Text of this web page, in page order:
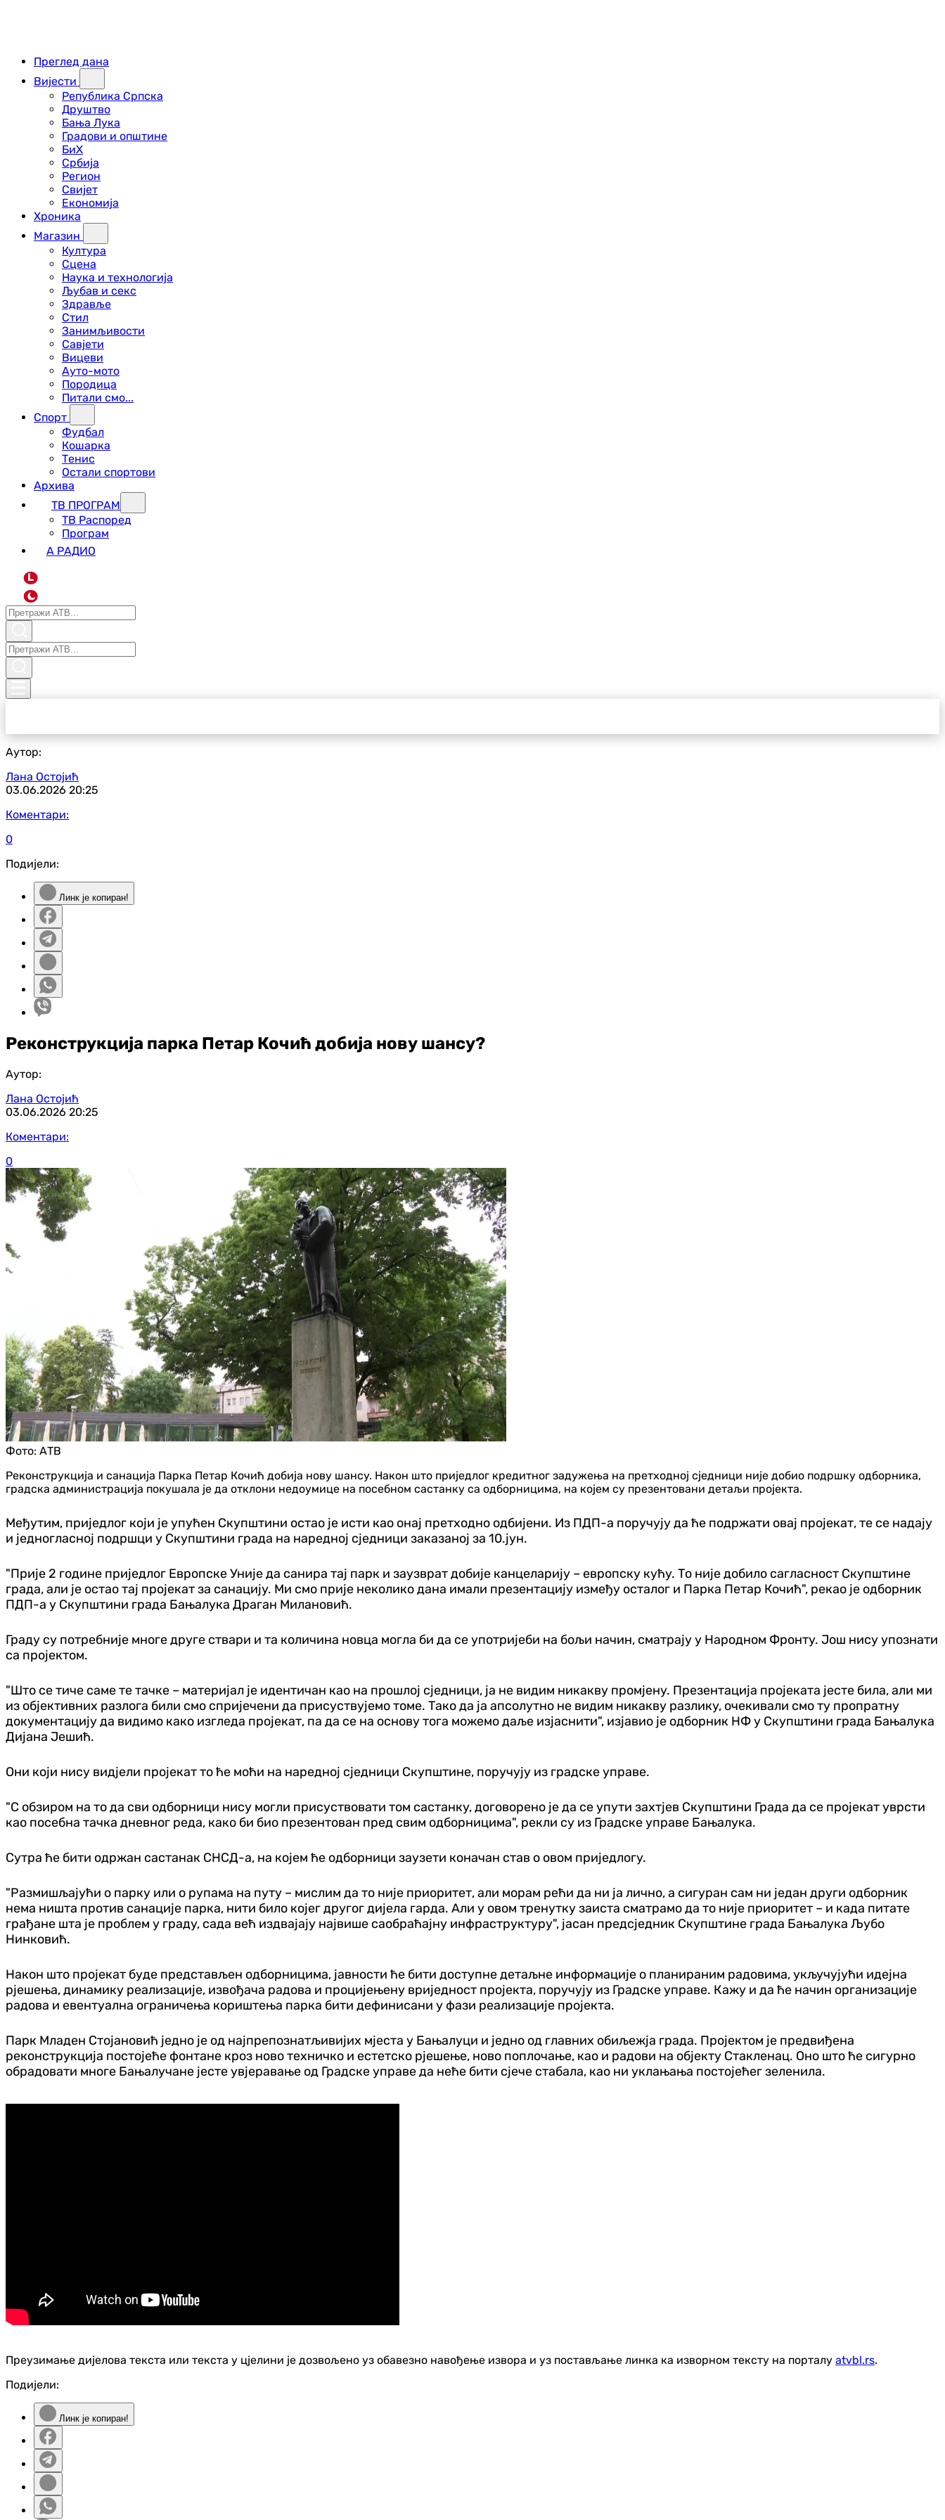
Преглед дана
Вијести
Република Српска
Друштво
Бања Лука
Градови и општине
БиХ
Србија
Регион
Свијет
Економија
Хроника
Магазин
Култура
Сцена
Наука и технологија
Љубав и секс
Здравље
Стил
Занимљивости
Савјети
Вицеви
Ауто-мото
Породица
Питали смо...
Спорт
Фудбал
Кошарка
Тенис
Остали спортови
Архива
ТВ ПРОГРАМ
ТВ Распоред
Програм
А РАДИО
L
Аутор:
Лана Остојић
03.06.2026 20:25
Коментари:
0
Подијели:
Линк је копиран!
Реконструкција парка Петар Кочић добија нову шансу?
Аутор:
Лана Остојић
03.06.2026 20:25
Коментари:
0
Фото: АТВ
Реконструкција и санација Парка Петар Кочић добија нову шансу. Након што приједлог кредитног задужења на претходној сједници није добио подршку одборника,
градска администрација покушала је да отклони недоумице на посебном састанку са одборницима, на којем су презентовани детаљи пројекта.
Међутим, приједлог који је упућен Скупштини остао је исти као онај претходно одбијени. Из ПДП-а поручују да ће подржати овај пројекат, те се надају
и једногласној подршци у Скупштини града на наредној сједници заказаној за 10.јун.
"Прије 2 године приједлог Европске Уније да санира тај парк и заузврат добије канцеларију – европску кућу. То није добило сагласност Скупштине
града, али је остао тај пројекат за санацију. Ми смо прије неколико дана имали презентацију између осталог и Парка Петар Кочић", рекао је одборник
ПДП-а у Скупштини града Бањалука Драган Милановић.
Граду су потребније многе друге ствари и та количина новца могла би да се употријеби на бољи начин, сматрају у Народном Фронту. Још нису упознати
са пројектом.
"Што се тиче саме те тачке – материјал је идентичан као на прошлој сједници, ја не видим никакву промјену. Презентација пројеката јесте била, али ми
из објективних разлога били смо спријечени да присуствујемо томе. Тако да ја апсолутно не видим никакву разлику, очекивали смо ту пропратну
документацију да видимо како изгледа пројекат, па да се на основу тога можемо даље изјаснити", изјавио је одборник НФ у Скупштини града Бањалука
Дијана Јешић.
Они који нису видјели пројекат то ће моћи на наредној сједници Скупштине, поручују из градске управе.
"С обзиром на то да сви одборници нису могли присуствовати том састанку, договорено је да се упути захтјев Скупштини Града да се пројекат уврсти
као посебна тачка дневног реда, како би био презентован пред свим одборницима", рекли су из Градске управе Бањалука.
Сутра ће бити одржан састанак СНСД-а, на којем ће одборници заузети коначан став о овом приједлогу.
"Размишљајући о парку или о рупама на путу – мислим да то није приоритет, али морам рећи да ни ја лично, а сигуран сам ни један други одборник
нема ништа против санације парка, нити било којег другог дијела гарда. Али у овом тренутку заиста сматрамо да то није приоритет – и када питате
грађане шта је проблем у граду, сада већ издвајају највише саобраћајну инфраструктуру", јасан предсједник Скупштине града Бањалука Љубо
Нинковић.
Након што пројекат буде представљен одборницима, јавности ће бити доступне детаљне информације о планираним радовима, укључујући идејна
рјешења, динамику реализације, извођача радова и процијењену вриједност пројекта, поручују из Градске управе. Кажу и да ће начин организације
радова и евентуална ограничења кориштења парка бити дефинисани у фази реализације пројекта.
Парк Младен Стојановић једно је од најпрепознатљивијих мјеста у Бањалуци и једно од главних обиљежја града. Пројектом је предвиђена
реконструкција постојеће фонтане кроз ново техничко и естетско рјешење, ново поплочање, као и радови на објекту Стакленац. Оно што ће сигурно
обрадовати многе Бањалучане јесте увјеравање од Градске управе да неће бити сјече стабала, као ни уклањања постојећег зеленила.
Преузимање дијелова текста или текста у цјелини је дозвољено уз обавезно навођење извора и уз постављање линка ка изворном тексту на порталу atvbl.rs.
Подијели:
Линк је копиран!